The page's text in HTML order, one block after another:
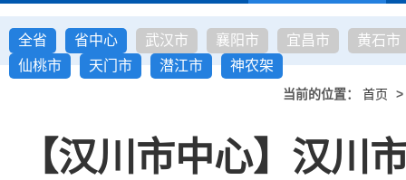
全省 省中心 武汉市 襄阳市 宜昌市
黄石市
仙桃市
天门市 潜江市 神农架
当前的位置： 首页 >
【汉川市中心】汉川